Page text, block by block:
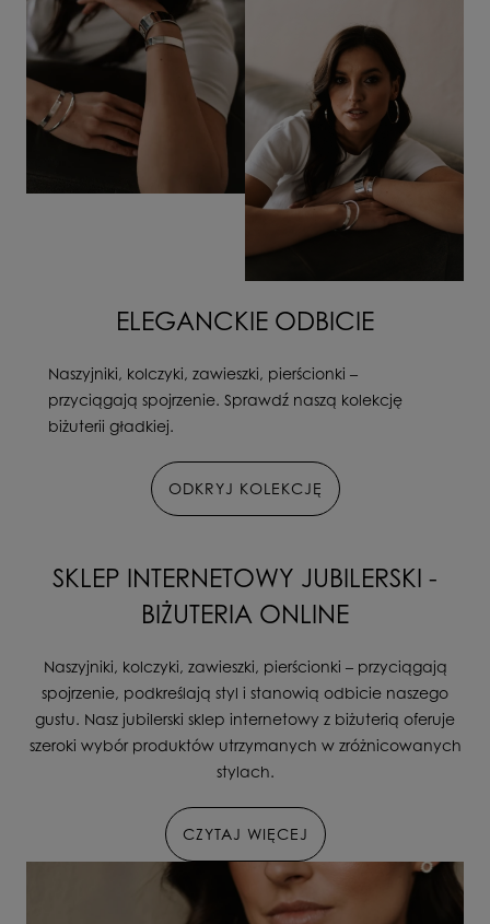
ELEGANCKIE ODBICIE
Naszyjniki, kolczyki, zawieszki, pierścionki –
przyciągają spojrzenie. Sprawdź naszą kolekcję
biżuterii gładkiej.
ODKRYJ KOLEKCJĘ
SKLEP INTERNETOWY JUBILERSKI -
BIŻUTERIA ONLINE
Naszyjniki, kolczyki, zawieszki, pierścionki – przyciągają
spojrzenie, podkreślają styl i stanowią odbicie naszego
gustu. Nasz jubilerski sklep internetowy z biżuterią oferuje
szeroki wybór produktów utrzymanych w zróżnicowanych
stylach.
CZYTAJ WIĘCEJ